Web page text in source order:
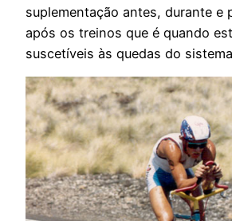
suplementação antes, durante e
após os treinos que é quando
suscetíveis às quedas do